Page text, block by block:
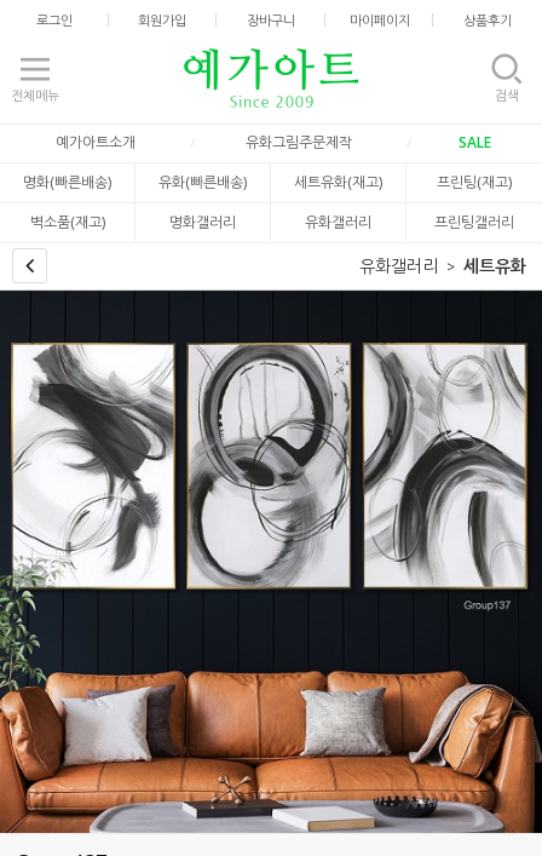
로그인 회원가입 장바구니 마이페이지 상품후기
전체메뉴 검색
예가아트소개 유화그림주문제작
SALE
명화(빠른배송)
유화(빠른배송) 세트유화(재고)
프린팅(재고)
벽소품(재고)
명화갤러리 유화갤러리 프린팅갤러리
유화갤러리 세트유화